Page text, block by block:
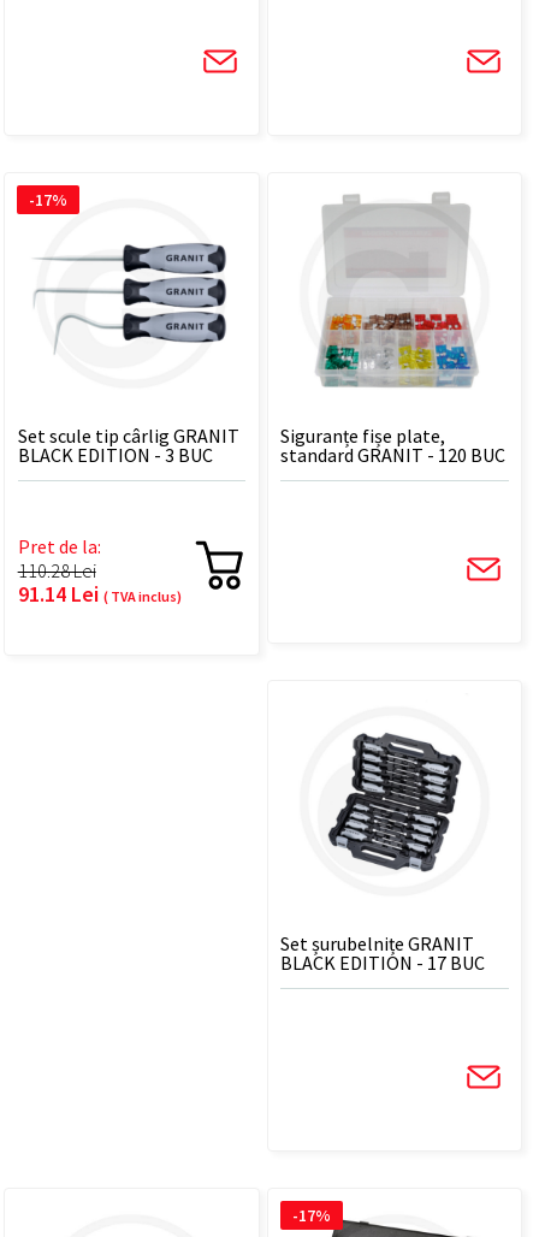
Set scule tip cârlig GRANIT
BLACK EDITION - 3 BUC
Pret de la:
110.28 Lei
91.14 Lei ( TVA inclus)
-17%
Siguranțe fișe plate,
standard GRANIT - 120 BUC
Set șurubelnițe GRANIT
BLACK EDITION - 17 BUC
-17%